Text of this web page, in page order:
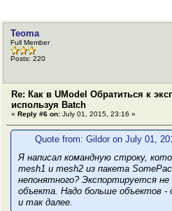
Teoma
Full Member
Posts: 220
Re: Как в UModel Обратиться к
используя Batch
« Reply #6 on: July 01, 2015, 23:16 »
Quote from: Gildor on July 01,
Я написал командную строку,
mesh1 и mesh2 из пакета
непонятного? Экспортируется
объекта. Надо больше объектов -
и так далее.